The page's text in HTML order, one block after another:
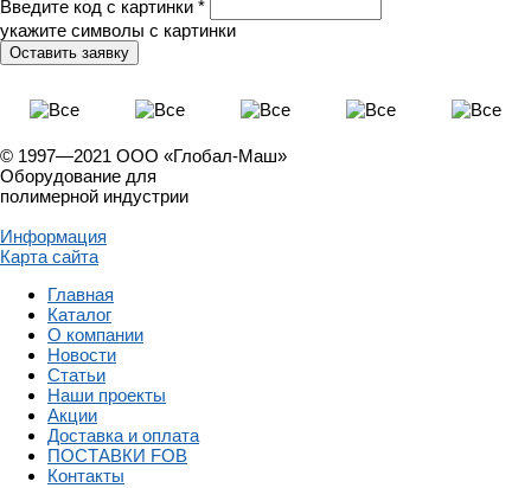
Введите код с картинки *
укажите символы с картинки
© 1997—2021 ООО «Глобал-Маш»
Оборудование для
полимерной индустрии
Информация
Карта сайта
Главная
Каталог
О компании
Новости
Статьи
Наши проекты
Акции
Доставка и оплата
ПОСТАВКИ FOB
Контакты